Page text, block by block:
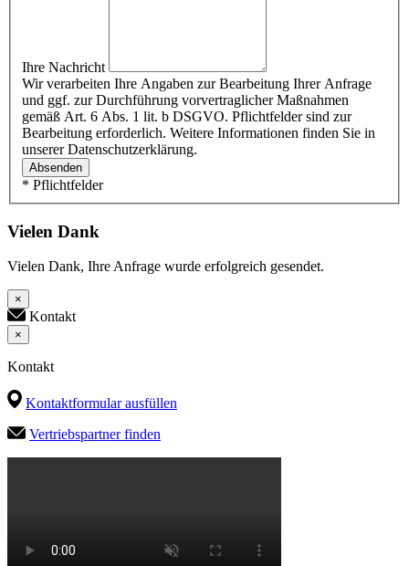
Ihre Nachricht
Wir verarbeiten Ihre Angaben zur Bearbeitung Ihrer Anfrage
und ggf. zur Durchführung vorvertraglicher Maßnahmen
gemäß Art. 6 Abs. 1 lit. b DSGVO. Pflichtfelder sind zur
Bearbeitung erforderlich. Weitere Informationen finden Sie in
unserer Datenschutzerklärung.
Absenden
* Pflichtfelder
Vielen Dank
Vielen Dank, Ihre Anfrage wurde erfolgreich gesendet.
×
Kontakt
×
Kontakt
Kontaktformular ausfüllen
Vertriebspartner finden